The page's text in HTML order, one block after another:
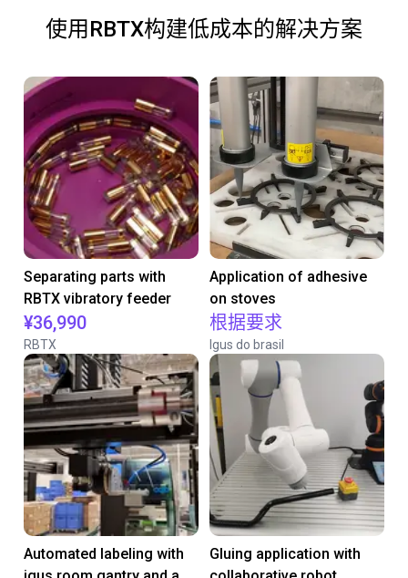
使用RBTX构建低成本的解决方案
Separating parts with
RBTX vibratory feeder
¥36,990
RBTX
Application of adhesive
on stoves
根据要求
Igus do brasil
Automated labeling with
Gluing application with